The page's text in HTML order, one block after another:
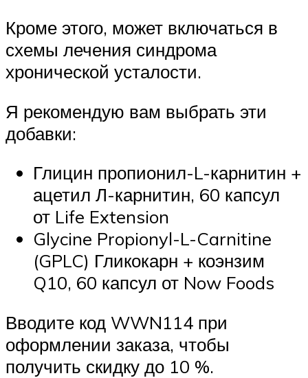
Кроме этого, может включаться в
схемы лечения синдрома
хронической усталости.
Я рекомендую вам выбрать эти
добавки:
Глицин пропионил-L-карнитин +
ацетил Л-карнитин, 60 капсул
от Life Extension
Glycine Propionyl-L-Carnitine
(GPLC) Гликокарн + коэнзим
Q10, 60 капсул от Now Foods
Вводите код WWN114 при
оформлении заказа, чтобы
получить скидку до 10 %.